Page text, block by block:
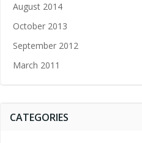
August 2014
October 2013
September 2012
March 2011
CATEGORIES